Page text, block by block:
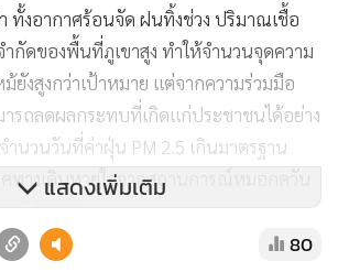
การทำงานของทุกหน่วยงาน วางแผน
าอย่างเป็นระบบ ควบคู่กับการรณรงค์งด
วกันไฟ การประชาสัมพันธ์สร้างความเข้าใจ
สริมการนำเศษวัสดุทางการเกษตรมาใช้
า เช่น การไถกลบตอซัง การทำปุ๋ยหมัก
ดุเพื่อผลิตเชื้อเพลิงชีวมวล รวมถึงการบังคับ
งวดในพื้นที่ควบคุมการเผา
แสดงเพิ่มเติม
80